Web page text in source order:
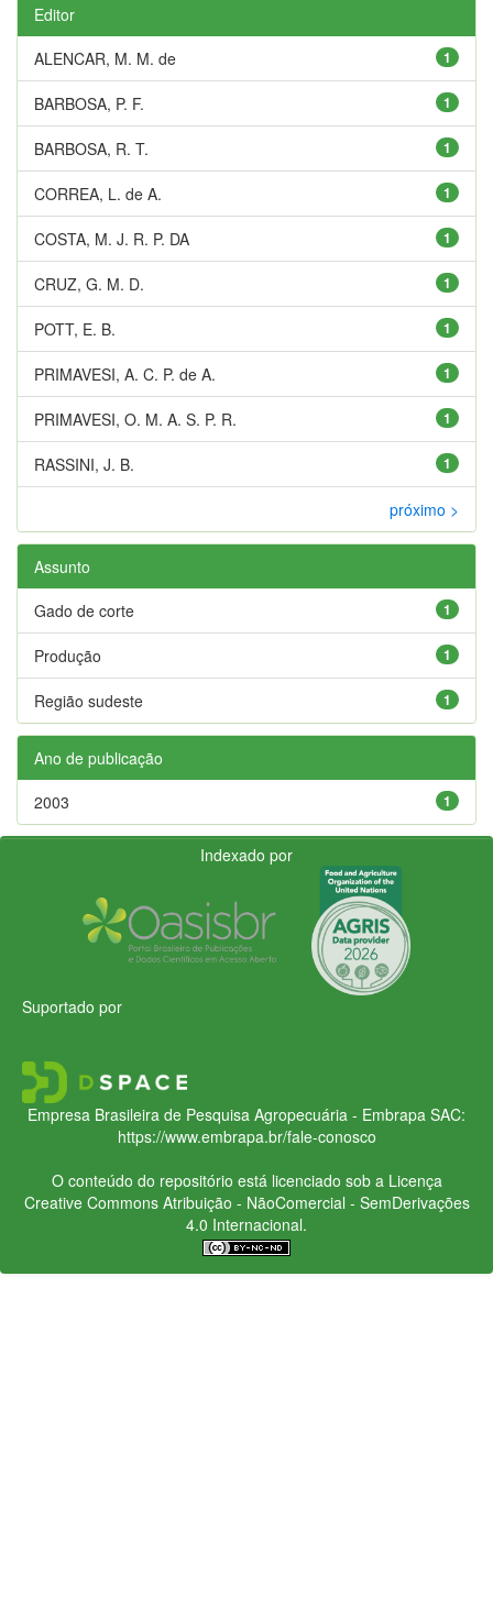
Editor
1
ALENCAR, M. M. de
1
BARBOSA, P. F.
1
BARBOSA, R. T.
1
CORREA, L. de A.
1
COSTA, M. J. R. P. DA
1
CRUZ, G. M. D.
1
POTT, E. B.
1
PRIMAVESI, A. C. P. de A.
1
PRIMAVESI, O. M. A. S. P. R.
1
RASSINI, J. B.
próximo >
Assunto
1
Gado de corte
1
Produção
1
Região sudeste
Ano de publicação
1
2003
Indexado por
Suportado por
Empresa Brasileira de Pesquisa Agropecuária - Embrapa SAC:
https://www.embrapa.br/fale-conosco
O conteúdo do repositório está licenciado sob a Licença
Creative CommonsAtribuição - NãoComercial - SemDerivações
4.0 Internacional.